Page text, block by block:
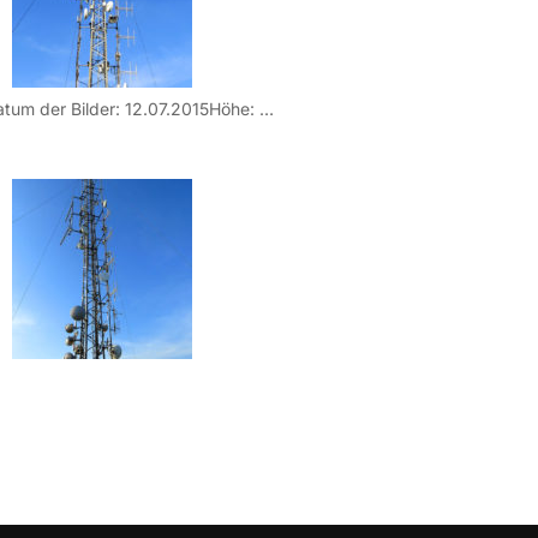
Details:Datum der Bilder: 12.07.2015Höhe: 575Lage: 45N31/11E18